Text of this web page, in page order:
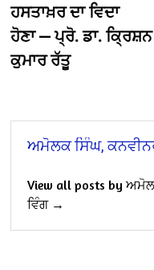
ਹਸਤਾਖ਼ਰ ਦਾ ਵਿਦਾ
ਹੋਣਾ — ਪ੍ਰੋ. ਡਾ. ਕ੍ਰਿਸ਼ਨ
ਕੁਮਾਰ ਰੱਤੂ
ਅਮੋਲਕ ਸਿੰਘ,
View all posts by
ਵਿੰਗ →